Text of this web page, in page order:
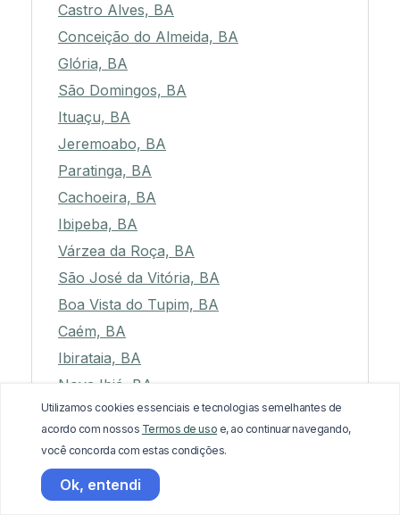
Castro Alves, BA
Conceição do Almeida, BA
Glória, BA
São Domingos, BA
Ituaçu, BA
Jeremoabo, BA
Paratinga, BA
Cachoeira, BA
Ibipeba, BA
Várzea da Roça, BA
São José da Vitória, BA
Boa Vista do Tupim, BA
Caém, BA
Ibirataia, BA
Nova Ibiá, BA
Pedro Alexandre, BA
Lençóis, BA
Curaçá, BA
Ruy Barbosa, BA
Utilizamos cookies essenciais e tecnologias semelhantes de
acordo com nossos Termos de uso e, ao continuar navegando,
você concorda com estas condições.
Ok, entendi